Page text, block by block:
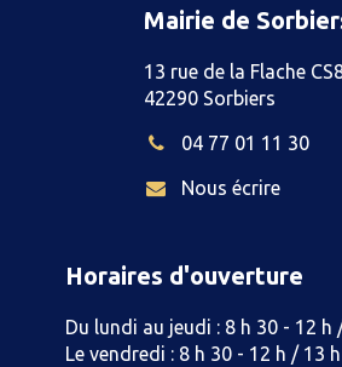
comptecompte
Mairie de
13 rue de la Flache
42290 Sorbiers
04 77 01 11 30
Nous écrire
Horaires d'ouverture
Du lundi au jeudi : 8 h 30 - 12 h
Le vendredi : 8 h 30 - 12 h / 13